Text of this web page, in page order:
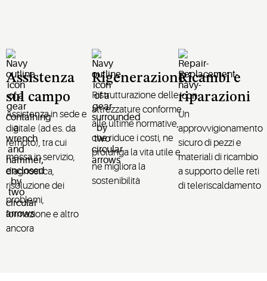
Assistenza
sul campo
Assistenza in sede e
digitale (ad es. da
remoto), tra cui
messa in servizio,
diagnostica,
risoluzione dei
problemi,
formazione e altro
ancora
Rigenerazione
Ristrutturazione delle
attrezzature conforme
alle ultime normative,
che riduce i costi, ne
prolunga la vita utile e
ne migliora la
sostenibilità
Ricambi e
riparazioni
Un
approvvigionamento
sicuro di pezzi e
materiali di ricambio
a supporto delle reti
di teleriscaldamento